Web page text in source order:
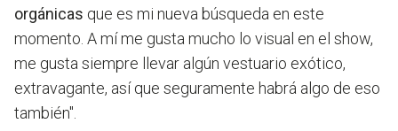
orgánicas que es mi nueva búsqueda en este
momento. A mí me gusta mucho lo visual en el show,
me gusta siempre llevar algún vestuario exótico,
extravagante, así que seguramente habrá algo de eso
también".